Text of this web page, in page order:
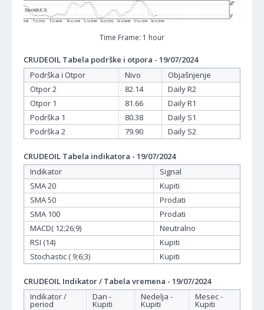
Time Frame: 1 hour
CRUDEOIL Tabela podrške i otpora - 19/07/2024
Podrška i Otpor
Nivo
Objašnjenje
Otpor 2
82.14
Daily R2
Otpor 1
81.66
Daily R1
Podrška 1
80.38
Daily S1
Podrška 2
79.90 Daily S2
CRUDEOIL Tabela indikatora - 19/07/2024
Indikator
Signal
SMA 20
Kupiti
SMA 50
Prodati
SMA 100
Prodati
MACD( 12;26;9)
Neutralno
RSI (14)
Kupiti
Stochastic ( 9;6;3)
Kupiti
CRUDEOIL Indikator / Tabela vremena - 19/07/2024
Indikator /
period
Dan -
Kupiti
Nedelja -
Kupiti
Mesec -
Kupiti